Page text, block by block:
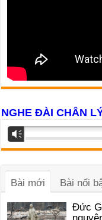
NGHE ĐÀI CHÂN
Trình
phát
Vm
Bài mới Bài nổi
Đức